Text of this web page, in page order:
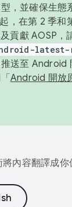
，並確保生態
，在第 2 季和
貢獻 AOSP，
latest-
送至 Android
Android 開放
內容翻譯成你